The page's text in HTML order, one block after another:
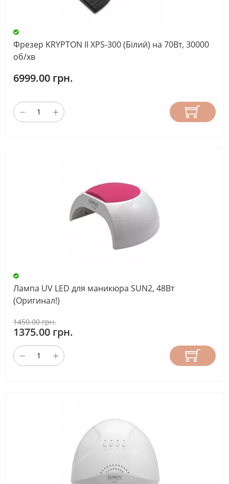
Фрезер KRYPTON ІІ XPS-300 (Білий) на 70Вт, 30000
об/хв
6999.00 грн.
Лампа UV LED для маникюра SUN2, 48Вт
(Оригинал!)
1450.00 грн.
1375.00 грн.